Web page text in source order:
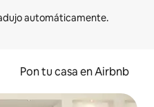
Pon tu casa en Airbnb